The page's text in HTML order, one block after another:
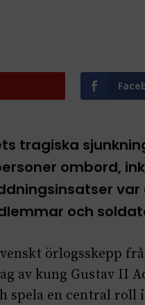
tragiska
ombord,
och
örlogsskepp
av kung Gustav II
spela en central